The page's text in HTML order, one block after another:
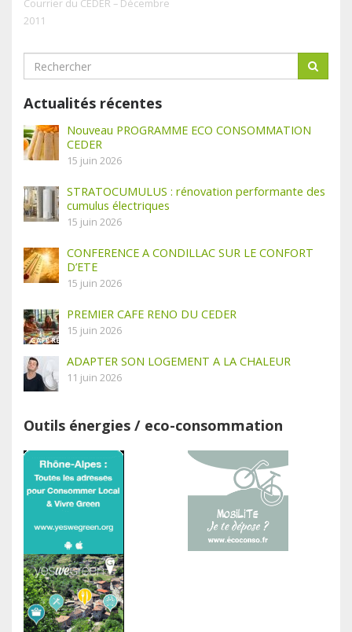
Courrier du CEDER – Décembre
2011
Actualités récentes
Nouveau PROGRAMME ECO CONSOMMATION
CEDER
15 juin 2026
STRATOCUMULUS : rénovation performante des
cumulus électriques
15 juin 2026
CONFERENCE A CONDILLAC SUR LE CONFORT
D’ETE
15 juin 2026
PREMIER CAFE RENO DU CEDER
15 juin 2026
ADAPTER SON LOGEMENT A LA CHALEUR
11 juin 2026
Outils énergies / eco-consommation